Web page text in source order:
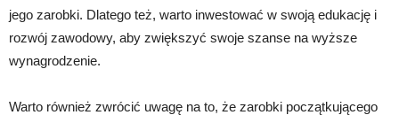
jego zarobki. Dlatego też, warto inwestować w swoją edukację i
rozwój zawodowy, aby zwiększyć swoje szanse na wyższe
wynagrodzenie.
Warto również zwrócić uwagę na to, że zarobki początkującego